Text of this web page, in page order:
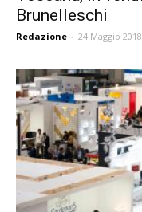
Brunelleschi
Redazione - 24 Maggio 2018